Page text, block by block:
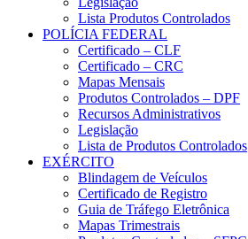
Lista Produtos Controlados
POLÍCIA FEDERAL
Certificado – CLF
Certificado – CRC
Mapas Mensais
Produtos Controlados – DPF
Recursos Administrativos
Legislação
Lista de Produtos Controlados
EXÉRCITO
Blindagem de Veículos
Certificado de Registro
Guia de Tráfego Eletrônica
Mapas Trimestrais